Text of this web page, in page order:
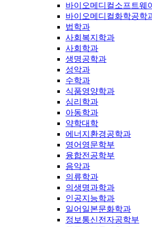
바이오메디컬소프트웨
바이오메디컬화학공학
법학과
사회복지학과
사회학과
생명공학과
성악과
수학과
식품영양학과
심리학과
아동학과
약학대학
에너지환경공학과
영어영문학부
융합전공학부
음악과
의류학과
의생명과학과
인공지능학과
일어일본문화학과
정보통신전자공학부